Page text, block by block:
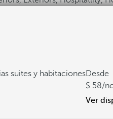
suites y habitacionesDesde
58/
Ver